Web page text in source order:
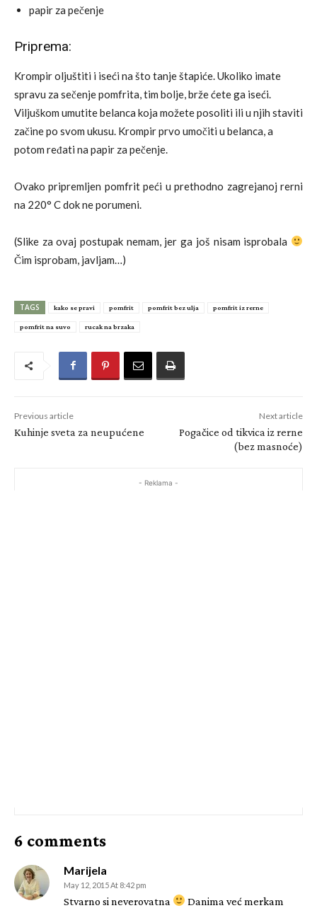
papir za pečenje
Priprema:
Krompir oljuštiti i iseći na što tanje štapiće. Ukoliko imate
spravu za sečenje pomfrita, tim bolje, brže ćete ga iseći.
Viljuškom umutite belanca koja možete posoliti ili u njih staviti
začine po svom ukusu. Krompir prvo umočiti u belanca, a
potom ređati na papir za pečenje.
Ovako pripremljen pomfrit peći u prethodno zagrejanoj rerni
na 220° C dok ne porumeni.
(Slike za ovaj postupak nemam, jer ga još nisam isprobala
Čim isprobam, javljam…)
TAGS kako se pravi pomfrit pomfrit bez ulja pomfrit iz rerne
pomfrit na suvo rucak na brzaka
Previous article
Kuhinje sveta za neupućene
Next article
Pogačice od tikvica iz rerne
(bez masnoće)
- Reklama -
6 comments
Marijela
May 12, 2015 At 8:42 pm
Stvarno si neverovatna
Danima već merkam